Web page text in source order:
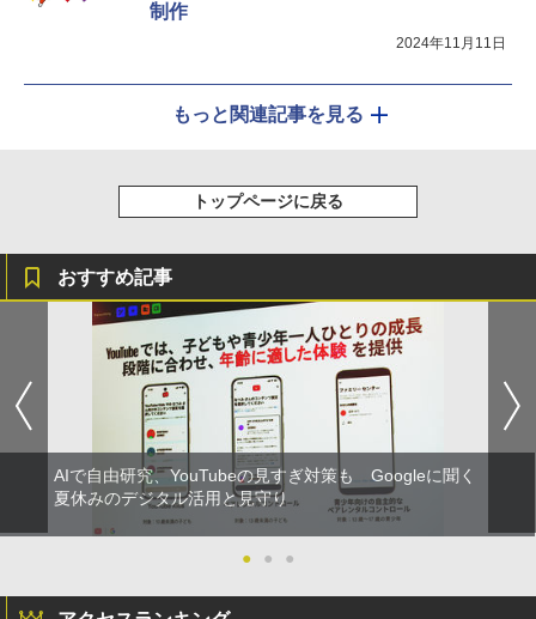
制作
2024年11月11日
もっと関連記事を見る
トップページに戻る
おすすめ記事
AIで自由研究、YouTubeの見すぎ対策も Googleに聞く
夏休みのデジタル活用と見守り
● ● ●